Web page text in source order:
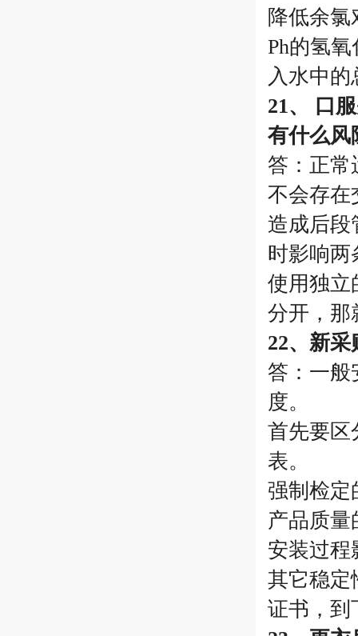
降低余氯
Ph的氢
入水中的
21、 口
有什么风
答：正常
不会存在
造成后段
时影响两
使用独立
分开，那
22、新
答：一般
度。
首先要区
表。
强制检定
产品质
安装过程
其它稳定
证书，到